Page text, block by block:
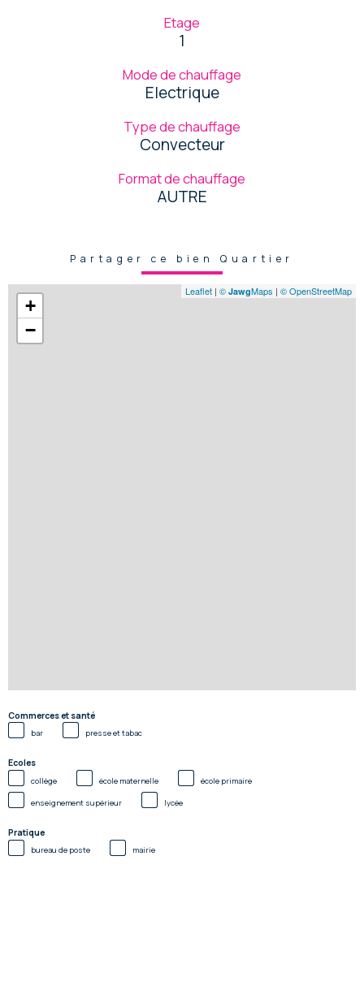
Etage
1
Mode de chauffage
Electrique
Type de chauffage
Convecteur
Format de chauffage
AUTRE
Partager ce bien Quartier
+
−
Leaflet | © JawgMaps | © OpenStreetMap
Commerces et santé
bar presse et tabac
Ecoles
collège école maternelle école primaire
enseignement supérieur lycée
Pratique
bureau de poste mairie